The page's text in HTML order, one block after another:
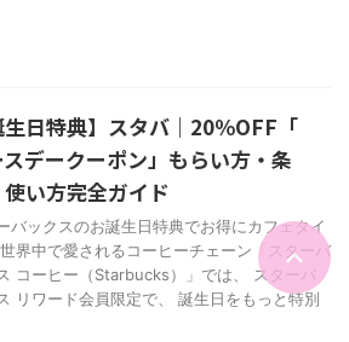
生日特典】スタバ｜20％OFF「
デークーポン」もらい方・条
い方完全ガイド
バックスのお誕生日特典でお得にカフェタイ
界中で愛されるコーヒーチェーン「スターバ
コーヒー（Starbucks）」では、 スターバ
リワード会員限定で、 誕生日をもっと特別